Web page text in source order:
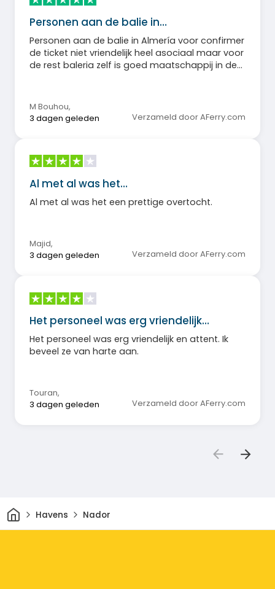
Personen aan de balie in…
Personen aan de balie in Almería voor confirmer
de ticket niet vriendelijk heel asociaal maar voor
de rest baleria zelf is goed maatschappij in de
M Bouhou,
3 dagen geleden
Verzameld door AFerry.com
Al met al was het…
Al met al was het een prettige overtocht.
Majid,
3 dagen geleden
Verzameld door AFerry.com
Het personeel was erg vriendelijk…
Het personeel was erg vriendelijk en attent. Ik
beveel ze van harte aan.
Touran,
3 dagen geleden
Verzameld door AFerry.com
ThuisHavens Nador